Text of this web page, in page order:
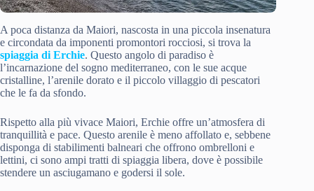
A poca distanza da Maiori, nascosta in una piccola insenatura
e circondata da imponenti promontori rocciosi, si trova la
spiaggia di Erchie. Questo angolo di paradiso è
l’incarnazione del sogno mediterraneo, con le sue acque
cristalline, l’arenile dorato e il piccolo villaggio di pescatori
che le fa da sfondo.
Rispetto alla più vivace Maiori, Erchie offre un’atmosfera di
tranquillità e pace. Questo arenile è meno affollato e, sebbene
disponga di stabilimenti balneari che offrono ombrelloni e
lettini, ci sono ampi tratti di spiaggia libera, dove è possibile
stendere un asciugamano e godersi il sole.